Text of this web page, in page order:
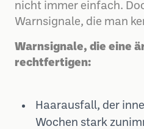
nicht immer einfach.
Warnsignale, die man
Warnsignale, die eine
rechtfertigen:
Haarausfall, der
Wochen stark